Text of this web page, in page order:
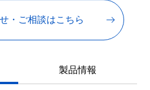
・ご相談はこちら
製品情報